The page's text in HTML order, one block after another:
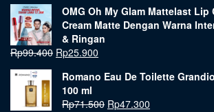
OMG Oh My Glam Mattelast Lip
Cream Matte Dengan Warna
& Ringan
Rp99.400 Rp25.900
Romano Eau De Toilette
100 ml
Rp71.500 Rp47.300